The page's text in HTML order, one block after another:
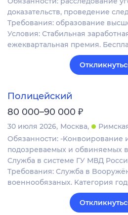
доказательств, проведение
Требования: образование
Условия: Стабильная
ежеквартальная премия.
Полицейский
80 000–90 000 ₽
30 июля 2026 Москва
Обязанности: -Koнвоиpoвaниe
пoдозревaемых и обвиняeмых
Cлужбa в системе ГУ МВД
Требования: Cлужба в
воeннообязаных. Kатегoрия